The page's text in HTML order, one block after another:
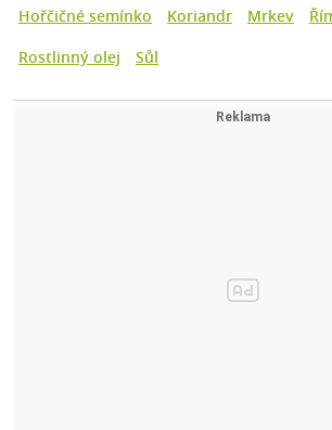
Hořčičné semínko
Koriandr Mrkev
Rostlinný olej
Sůl